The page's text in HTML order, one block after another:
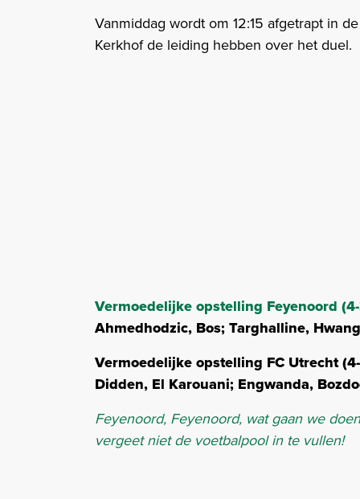
Vanmiddag wordt om 12:15 afgetrapt in
Kerkhof de leiding hebben over het duel.
Vermoedelijke opstelling Feyenoord
Ahmedhodzic, Bos; Targhalline,
Vermoedelijke opstelling FC Utrecht
Didden, El Karouani; Engwanda,
Feyenoord, Feyenoord, wat gaan we
vergeet niet de voetbalpool in te vullen!